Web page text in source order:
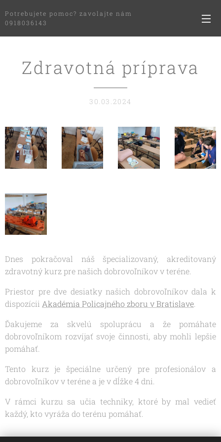
Potrebujete pomoc? zavolajte nám
0918036143
Zdravotná príprava
30.03.2024
Dnes pokračoval náš špecializovaný, akreditovaný
zdravotný kurz pre našich dobrovoľníkov v teréne.
Priestor pre dve desiatky našich dobrovoľníkov dala k
dispozícii Akadémia Policajného zboru v Bratislave.
Ďakujeme za skvelú spoluprácu a že pomáhate
dobrovoľníkom rozvíjať svoje činnosti, aby mohli lepšie
pomáhať.
Tento kurz je špeciálne určený pre profesionálov a
dobrovoľníkov v teréne a je v dĺžke 4 dni.
V rámci kurzu sa učia techniky, ktoré by mal vedieť
každý, kto vyráža do terénu pomáhať.